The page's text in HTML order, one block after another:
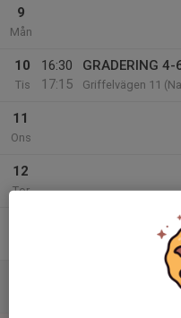
9
Mån
10
Tis
16:30
17:15
GRADERING
Griffelvägen 11
11
Ons
12
Tor